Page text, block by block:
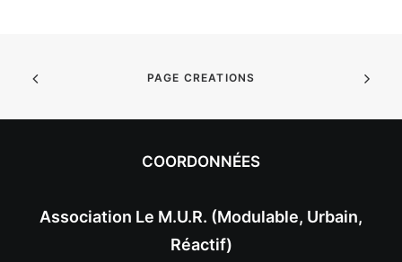
PAGE CREATIONS
COORDONNÉES
Association Le M.U.R. (Modulable, Urbain,
Réactif)